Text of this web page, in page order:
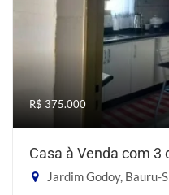
R$ 375.000
Casa à Venda com 3
Jardim Godoy, Bauru-